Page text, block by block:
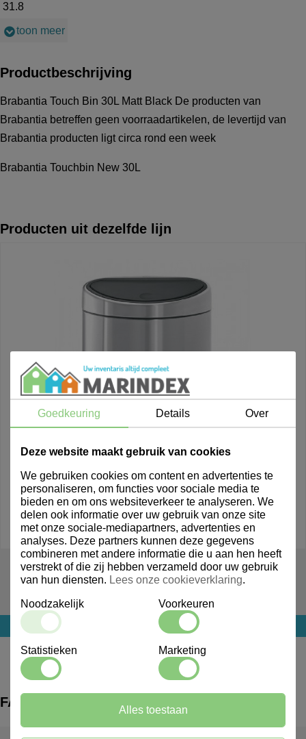
31.8
toon meer
Productbeschrijving
Brabantia Touch Bin 30L Matt Black De producten van
Brabantia betreffen geen voorraadartikelen, de levertijd van
Brabantia producten ligt circa rond een week
Brabantia Touchbin New 30L
Producten uit dezelfde lijn
803052
Brabantia Touch Bin New Recycle 10L+23L
Login voor prijs
FAQ
Goedkeuring Details Over
Deze website maakt gebruik van cookies
We gebruiken cookies om content en advertenties te
personaliseren, om functies voor sociale media te
bieden en om ons websiteverkeer te analyseren. We
delen ook informatie over uw gebruik van onze site
met onze sociale-mediapartners, advertenties en
analyses. Deze partners kunnen deze gegevens
combineren met andere informatie die u aan hen heeft
verstrekt of die zij hebben verzameld door uw gebruik
van hun diensten. Lees onze cookieverklaring.
Noodzakelijk Voorkeuren
Statistieken Marketing
Alles toestaan